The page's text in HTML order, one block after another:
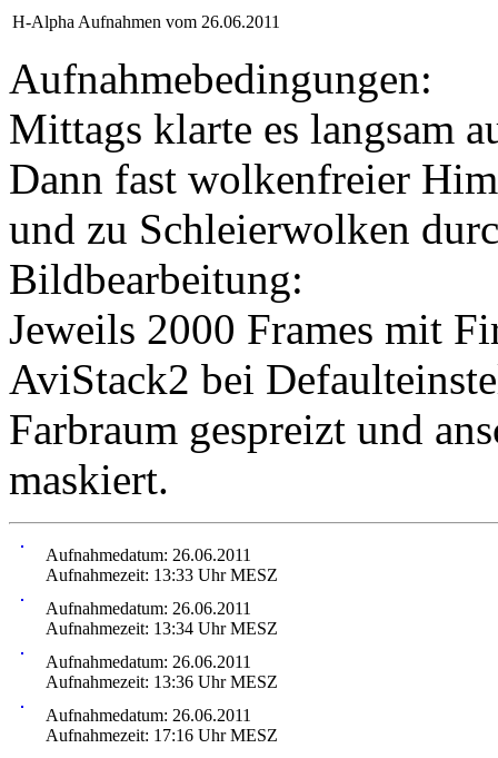
H-Alpha Aufnahmen vom 26.06.2011
Aufnahmebedingungen:
Mittags klarte es langsam
Dann fast wolkenfreier
und zu Schleierwolken
Bildbearbeitung:
Jeweils 2000 Frames mit
AviStack2 bei
Farbraum gespreizt und
maskiert.
Aufnahmedatum: 26.06.2011
Aufnahmezeit: 13:33 Uhr MESZ
Aufnahmedatum: 26.06.2011
Aufnahmezeit: 13:34 Uhr MESZ
Aufnahmedatum: 26.06.2011
Aufnahmezeit: 13:36 Uhr MESZ
Aufnahmedatum: 26.06.2011
Aufnahmezeit: 17:16 Uhr MESZ